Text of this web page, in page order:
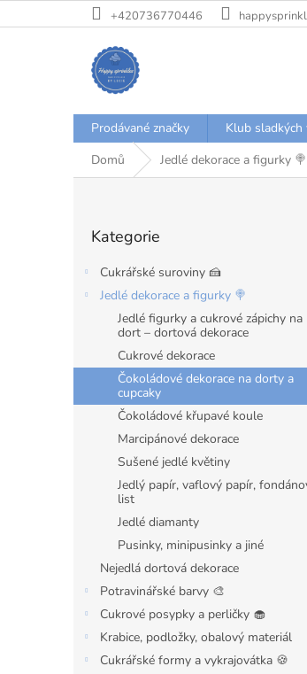
na
+420736770446
Prodávané značky Klub sladkých
Domů
Jedlé dekorace a figurky 🍭
p
n
kategorie
Kategorie
Cukrářské suroviny 🍰
Jedlé dekorace a figurky 🍭
Jedlé figurky a cukrové zápichy na
dort – dortová dekorace
Cukrové dekorace
Čokoládové dekorace na dorty a
cupcaky
Čokoládové křupavé koule
Marcipánové dekorace
Sušené jedlé květiny
Jedlý papír, vaflový papír,
list
Jedlé diamanty
Pusinky, minipusinky a jiné
Nejedlá dortová dekorace
Potravinářské barvy 🎨
Cukrové posypky a perličky 🧁
Krabice, podložky, obalový materiál
Cukrářské formy a vykrajovátka 🍪